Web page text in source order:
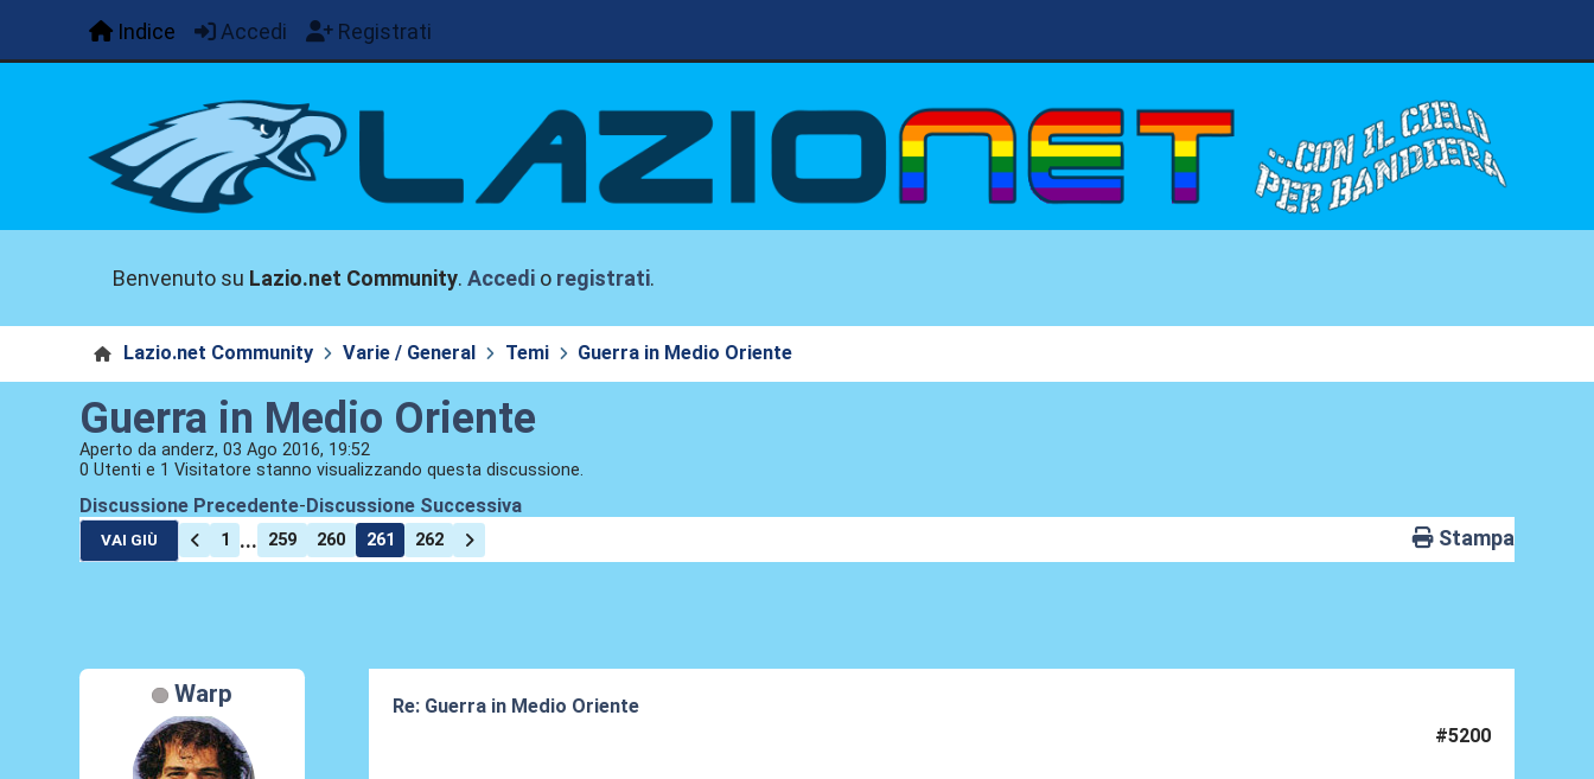
Indice Accedi Registrati
Benvenuto su Lazio.net Community.Accedi o registrati.
Lazio.net Community Varie / General Temi Guerra in Medio Oriente
Guerra in Medio Oriente
Aperto da anderz, 03 Ago 2016, 19:52
0 Utenti e 1 Visitatore stanno visualizzando questa discussione.
Discussione Precedente- Discussione Successiva
VAI GIÙ 1 ... 259 260 261 262 Stampa
Warp
Re: Guerra in Medio Oriente
#5200